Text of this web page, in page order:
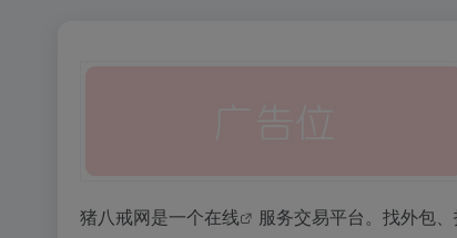
猪八戒网是一个在线
服务交易平台。找外包